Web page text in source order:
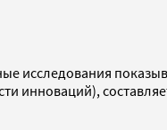
исследования
инноваций),